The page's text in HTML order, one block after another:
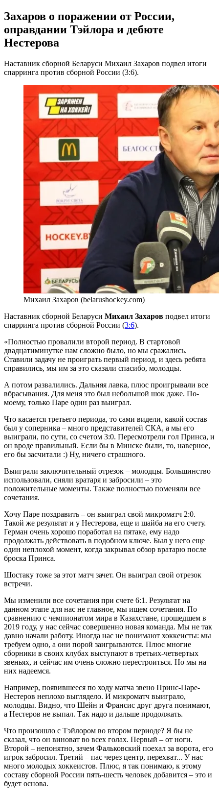
Захаров о поражении от России,
оправдании Тэйлора и дебюте
Нестерова
Наставник сборной Беларуси Михаил Захаров подвел итоги
спарринга против сборной России (3:6).
Михаил Захаров (belarushockey.com)
Наставник сборной Беларуси Михаил Захаров подвел итоги
спарринга против сборной России (3:6).
«Полностью провалили второй период. В стартовой
двадцатиминутке нам сложно было, но мы сражались.
Ставили задачу не проиграть первый период, и здесь ребята
справились, мы им за это сказали спасибо, молодцы.
А потом развалились. Дальняя лавка, плюс проигрывали все
вбрасывания. Для меня это был небольшой шок даже. По-
моему, только Паре один раз выиграл.
Что касается третьего периода, то сами видели, какой состав
был у соперника – много представителей СКА, а мы его
выиграли, по сути, со счетом 3:0. Пересмотрели гол Принса, и
он вроде правильный. Если бы в Минске были, то, наверное,
его бы засчитали :) Ну, ничего страшного.
Выиграли заключительный отрезок – молодцы. Большинство
использовали, сняли вратаря и забросили – это
положительные моменты. Также полностью поменяли все
сочетания.
Хочу Паре поздравить – он выиграл свой микроматч 2:0.
Такой же результат и у Нестерова, еще и шайба на его счету.
Герман очень хорошо поработал на пятаке, ему надо
продолжать действовать в подобном ключе. Был у него еще
один неплохой момент, когда закрывал обзор вратарю после
броска Принса.
Шостаку тоже за этот матч зачет. Он выиграл свой отрезок
встречи.
Мы изменили все сочетания при счете 6:1. Результат на
данном этапе для нас не главное, мы ищем сочетания. По
сравнению с чемпионатом мира в Казахстане, прошедшем в
2019 году, у нас сейчас совершенно новая команда. Мы не так
давно начали работу. Иногда нас не понимают хоккеисты: мы
требуем одно, а они порой заигрываются. Плюс многие
сборники в своих клубах выступают в третьих-четвертых
звеньях, и сейчас им очень сложно перестроиться. Но мы на
них надеемся.
Например, появившееся по ходу матча звено Принс-Паре-
Нестеров неплохо выглядело. И микроматч выиграло,
молодцы. Видно, что Шейн и Франсис друг друга понимают,
а Нестеров не выпал. Так надо и дальше продолжать.
Что произошло с Тэйлором во втором периоде? Я бы не
сказал, что он виноват во всех голах. Первый – от ноги.
Второй – непонятно, зачем Фальковский поехал за ворота, его
игрок забросил. Третий – пас через центр, перехват... У нас
много молодых хоккеистов. Плюс, я так понимаю, к этому
составу сборной России пять-шесть человек добавится – это и
будет основа.